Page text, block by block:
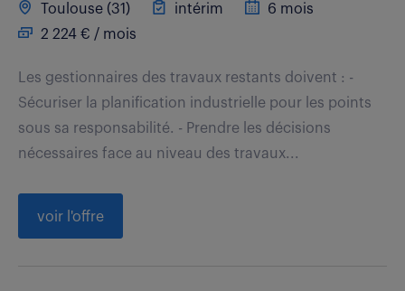
Toulouse (31) intérim
6 mois
2 224 € / mois
Les gestionnaires des travaux restants doivent : -
Sécuriser la planification industrielle pour les points
sous sa responsabilité. - Prendre les décisions
nécessaires face au niveau des travaux...
voir l'offre